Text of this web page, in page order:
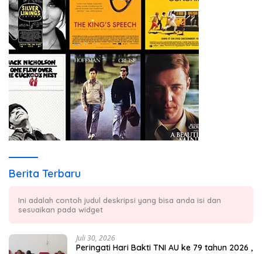
Berita Terbaru
Ini adalah contoh judul deskripsi yang bisa anda isi dan
sesuaikan pada widget
Juli 30, 2026
Peringati Hari Bakti TNI AU ke 79 tahun 2026 ,